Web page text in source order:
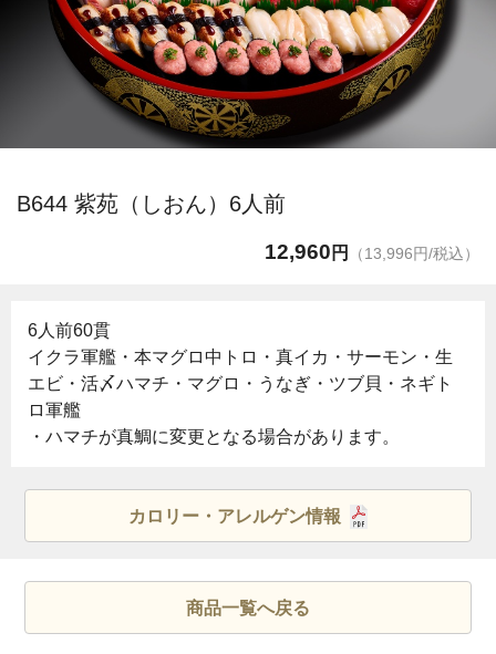
B644 紫苑（しおん）6人前
12,960 円 （13,996円/税込）
6人前60貫
イクラ軍艦・本マグロ中トロ・真イカ・サーモン・生
エビ・活〆ハマチ・マグロ・うなぎ・ツブ貝・ネギト
ロ軍艦
・ハマチが真鯛に変更となる場合があります。
カロリー・アレルゲン情報
商品一覧へ戻る